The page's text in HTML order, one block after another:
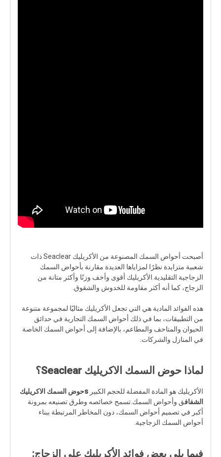
أصبحت أحواض السمك المصنوعة من الأكريليك Seaclear ذات
شعبية متزايدة نظرًا لمزاياها العديدة مقارنة بأحواض السمك
الزجاجية التقليدية.الأكريليك أقوى وأخف وزنًا وأكثر متانة من
الزجاج، كما أنه أكثر مقاومة للخدوش والشقوق.
هذه الفوائد المادية هي التي تجعل الأكريليك مثاليًا لمجموعة متنوعة
من التطبيقات، بما في ذلك أحواض السمك التجارية في حدائق
الحيوان والمتاحف والمطاعم، بالإضافة إلى أحواض السمك الخاصة
في المنازل والشركات.
لماذا حوض السمك الاكريليك Seaclear؟
الأكريليك هو المادة المفضلة للحجم الكبير sحوض السمك الاكريليك
الشفافق وأحواض السمك.تسمح خصائصه وطرق تصنيعه بمرونة
أكبر في تصميم أحواض السمك، دون المخاطر المرتبطة ببناء
أحواض السمك الزجاجية.
فيما يلي بعض فوائد الأكريليك على الزجاج: